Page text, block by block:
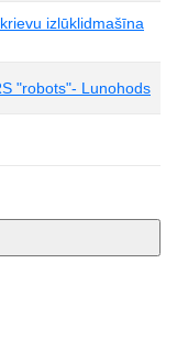
izlūklidmašīna
"robots"- Lunohods